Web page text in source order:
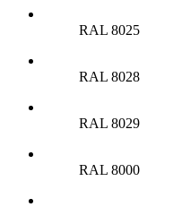
RAL 8025
RAL 8028
RAL 8029
RAL 8000